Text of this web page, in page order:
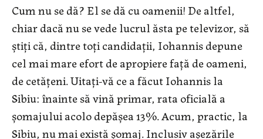
Cum nu se dă? El se dă cu oamenii! De altfel,
chiar dacă nu se vede lucrul ăsta pe televizor, să
ştiţi că, dintre toţi candidaţii, Iohannis depune
cel mai mare efort de apropiere faţă de oameni,
de cetăţeni. Uitaţi-vă ce a făcut Iohannis la
Sibiu: înainte să vină primar, rata oficială a
şomajului acolo depăşea 13%. Acum, practic, la
Sibiu, nu mai există şomaj. Inclusiv aşezările